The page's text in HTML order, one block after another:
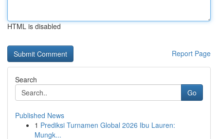
HTML is disabled
Report Page
Search
Go
Published News
1 Prediksi Turnamen Global 2026 Ibu Lauren:
Mungk...